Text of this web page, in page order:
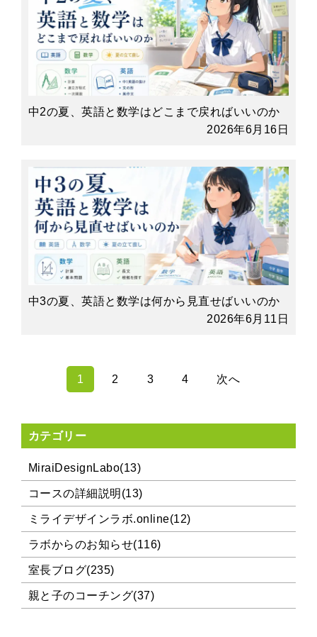
中2の夏、英語と数学はどこまで戻ればいいのか
2026年6月16日
中3の夏、英語と数学は何から見直せばいいのか
2026年6月11日
1 2 3 4 次へ
カテゴリー
MiraiDesignLabo(13)
コースの詳細説明(13)
ミライデザインラボ.online(12)
ラボからのお知らせ(116)
室長ブログ(235)
親と子のコーチング(37)